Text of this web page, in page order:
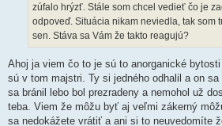
zúfalo hrýzť. Stále som chcel vedieť čo je
odpoveď. Situácia nikam neviedla, tak som
sen. Stáva sa Vám že takto reagujú?
Ahoj ja viem čo to je sú to anorganické
sú v tom majstri. Ty si jedného odhalil a on
sa bránil lebo bol prezradeny a nemohol už
teba. Viem že môžu byť aj veľmi zákerný
sa nedokážete vrátiť a ani si to neuvedomíte